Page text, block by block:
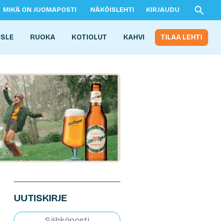
MIKÄ ON JUOMAPOSTI NÄKÖISLEHTI KIRJAUDU
RUOKA KOTIOLUT KAHVI TILAA LEHTI
UUTISKIRJE